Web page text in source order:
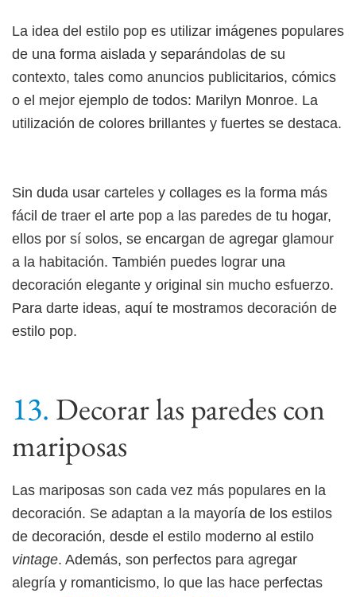
La idea del estilo pop es utilizar imágenes populares
de una forma aislada y separándolas de su
contexto, tales como anuncios publicitarios, cómics
o el mejor ejemplo de todos: Marilyn Monroe. La
utilización de colores brillantes y fuertes se destaca.
Sin duda usar carteles y collages es la forma más
fácil de traer el arte pop a las paredes de tu hogar,
ellos por sí solos, se encargan de agregar glamour
a la habitación. También puedes lograr una
decoración elegante y original sin mucho esfuerzo.
Para darte ideas, aquí te mostramos decoración de
estilo pop.
Decorar las paredes con
mariposas
Las mariposas son cada vez más populares en la
decoración. Se adaptan a la mayoría de los estilos
de decoración, desde el estilo moderno al estilo
vintage. Además, son perfectos para agregar
alegría y romanticismo, lo que las hace perfectas